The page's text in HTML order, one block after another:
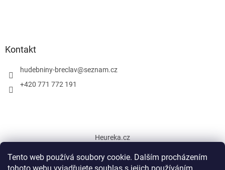
Tento web používá soubory cookie. Dalším procházením
Kontakt
hudebniny-breclav@seznam.cz
+420 771 772 191
Heureka.cz